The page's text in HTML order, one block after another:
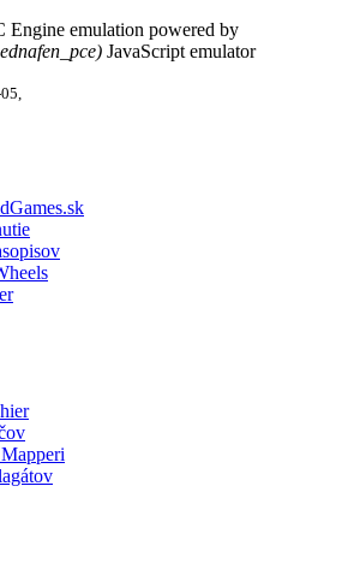
Engine emulation powered by
JavaScript emulator